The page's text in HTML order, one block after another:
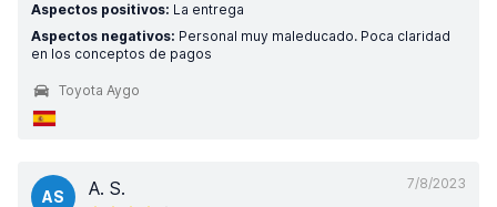
Aspectos positivos: La entrega
Aspectos negativos: Personal muy maleducado. Poca claridad
en los conceptos de pagos
Toyota Aygo
7/8/2023
AS A. S.